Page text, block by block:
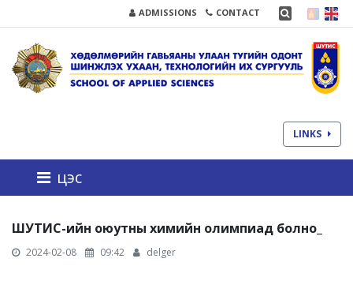
ADMISSIONS CONTACT
LINKS
цэс
ШУТИС-ийн оюутны химийн олимпиад болно_
2024-02-08 09:42 delger